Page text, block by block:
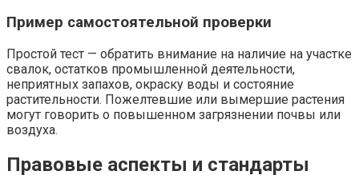
Пример самостоятельной проверки
Простой тест — обратить внимание на наличие на участке
свалок, остатков промышленной деятельности,
неприятных запахов, окраску воды и состояние
растительности. Пожелтевшие или вымершие растения
могут говорить о повышенном загрязнении почвы или
воздуха.
Правовые аспекты и стандарты